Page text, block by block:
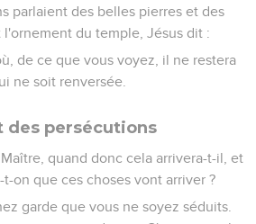
parlaient des belles pierres et des
du temple, Jésus dit :
de ce que vous voyez, il ne restera
ne soit renversée.
des persécutions
quand donc cela arrivera-t-il, et
on que ces choses vont arriver ?
garde que vous ne soyez séduits.